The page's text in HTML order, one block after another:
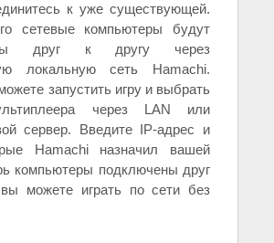
к уже существующей.
сетевые компьютеры будут
друг к другу через
локальную сеть Hamachi.
запустить игру и выбрать
через LAN или
сервер. Введите IP-адрес и
Hamachi назначил вашей
компьютеры подключены друг
можете играть по сети без